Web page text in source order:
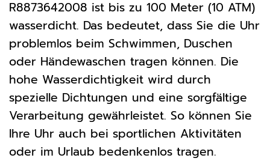
R8873642008 ist bis zu 100 Meter (10 ATM)
wasserdicht. Das bedeutet, dass Sie die Uhr
problemlos beim Schwimmen, Duschen
oder Händewaschen tragen können. Die
hohe Wasserdichtigkeit wird durch
spezielle Dichtungen und eine sorgfältige
Verarbeitung gewährleistet. So können Sie
Ihre Uhr auch bei sportlichen Aktivitäten
oder im Urlaub bedenkenlos tragen.